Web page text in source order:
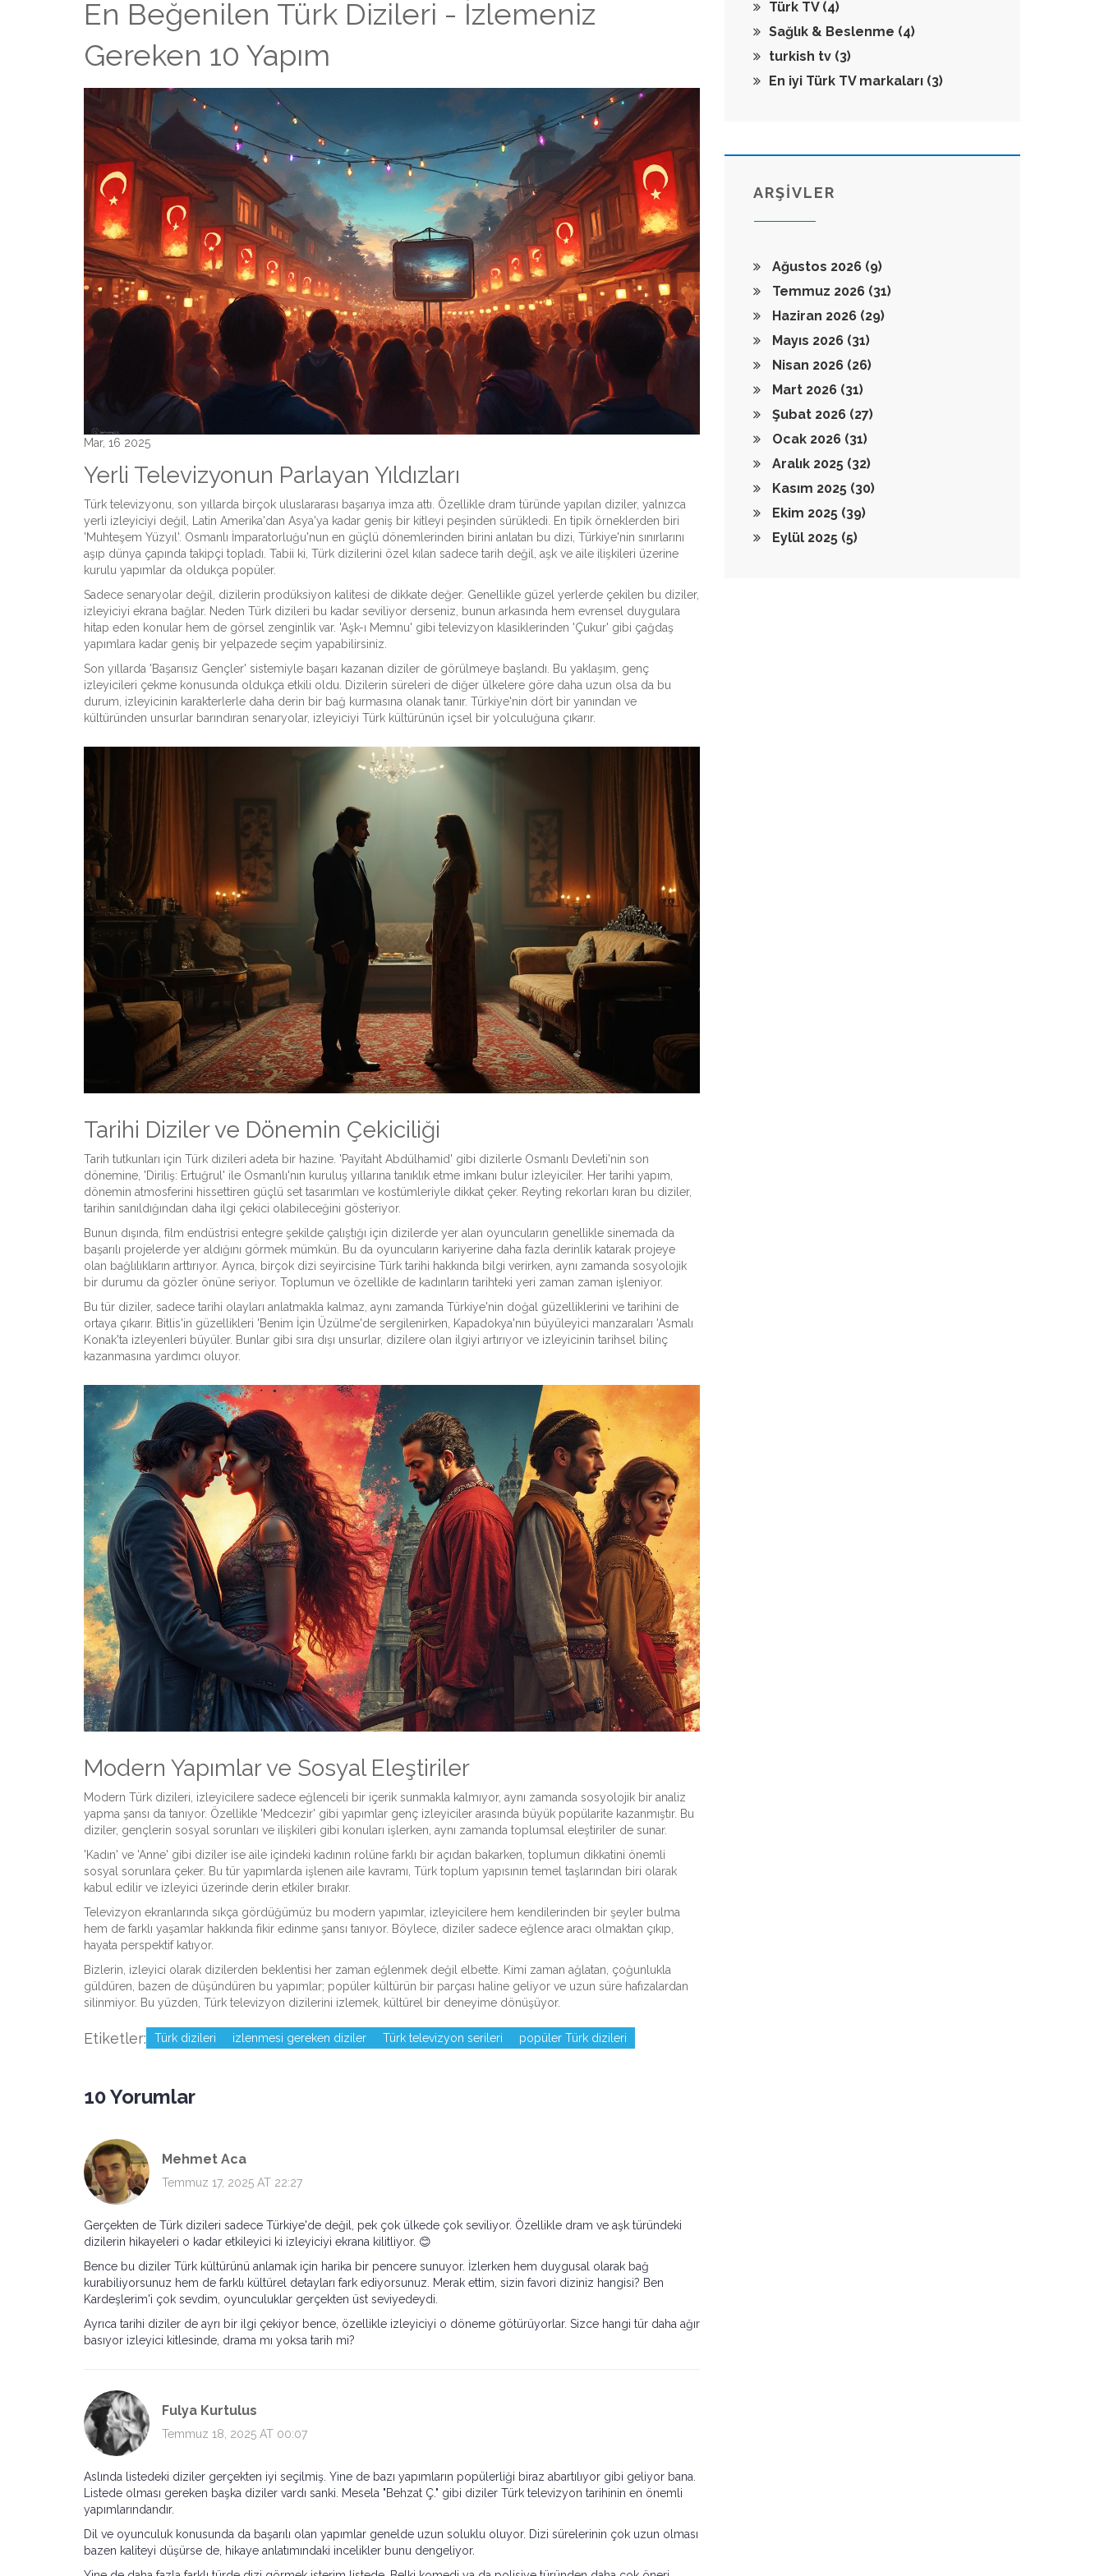
En Beğenilen Türk Dizileri - İzlemeniz
Gereken 10 Yapım
Mar, 16 2025
Yerli Televizyonun Parlayan Yıldızları
Türk televizyonu, son yıllarda birçok uluslararası başarıya imza attı. Özellikle dram türünde yapılan diziler, yalnızca
yerli izleyiciyi değil, Latin Amerika'dan Asya'ya kadar geniş bir kitleyi peşinden sürükledi. En tipik örneklerden biri
'Muhteşem Yüzyıl'. Osmanlı İmparatorluğu'nun en güçlü dönemlerinden birini anlatan bu dizi, Türkiye'nin sınırlarını
aşıp dünya çapında takipçi topladı. Tabii ki, Türk dizilerini özel kılan sadece tarih değil, aşk ve aile ilişkileri üzerine
kurulu yapımlar da oldukça popüler.
Sadece senaryolar değil, dizilerin prodüksiyon kalitesi de dikkate değer. Genellikle güzel yerlerde çekilen bu diziler,
izleyiciyi ekrana bağlar. Neden Türk dizileri bu kadar seviliyor derseniz, bunun arkasında hem evrensel duygulara
hitap eden konular hem de görsel zenginlik var. 'Aşk-ı Memnu' gibi televizyon klasiklerinden 'Çukur' gibi çağdaş
yapımlara kadar geniş bir yelpazede seçim yapabilirsiniz.
Son yıllarda 'Başarısız Gençler' sistemiyle başarı kazanan diziler de görülmeye başlandı. Bu yaklaşım, genç
izleyicileri çekme konusunda oldukça etkili oldu. Dizilerin süreleri de diğer ülkelere göre daha uzun olsa da bu
durum, izleyicinin karakterlerle daha derin bir bağ kurmasına olanak tanır. Türkiye'nin dört bir yanından ve
kültüründen unsurlar barındıran senaryolar, izleyiciyi Türk kültürünün içsel bir yolculuğuna çıkarır.
Tarihi Diziler ve Dönemin Çekiciliği
Tarih tutkunları için Türk dizileri adeta bir hazine. 'Payitaht Abdülhamid' gibi dizilerle Osmanlı Devleti'nin son
dönemine, 'Diriliş: Ertuğrul' ile Osmanlı'nın kuruluş yıllarına tanıklık etme imkanı bulur izleyiciler. Her tarihi yapım,
dönemin atmosferini hissettiren güçlü set tasarımları ve kostümleriyle dikkat çeker. Reyting rekorları kıran bu diziler,
tarihin sanıldığından daha ilgi çekici olabileceğini gösteriyor.
Bunun dışında, film endüstrisi entegre şekilde çalıştığı için dizilerde yer alan oyuncuların genellikle sinemada da
başarılı projelerde yer aldığını görmek mümkün. Bu da oyuncuların kariyerine daha fazla derinlik katarak projeye
olan bağlılıkların arttırıyor. Ayrıca, birçok dizi seyircisine Türk tarihi hakkında bilgi verirken, aynı zamanda sosyolojik
bir durumu da gözler önüne seriyor. Toplumun ve özellikle de kadınların tarihteki yeri zaman zaman işleniyor.
Bu tür diziler, sadece tarihi olayları anlatmakla kalmaz, aynı zamanda Türkiye'nin doğal güzelliklerini ve tarihini de
ortaya çıkarır. Bitlis'in güzellikleri 'Benim İçin Üzülme'de sergilenirken, Kapadokya'nın büyüleyici manzaraları 'Asmalı
Konak'ta izleyenleri büyüler. Bunlar gibi sıra dışı unsurlar, dizilere olan ilgiyi artırıyor ve izleyicinin tarihsel bilinç
kazanmasına yardımcı oluyor.
Modern Yapımlar ve Sosyal Eleştiriler
Modern Türk dizileri, izleyicilere sadece eğlenceli bir içerik sunmakla kalmıyor, aynı zamanda sosyolojik bir analiz
yapma şansı da tanıyor. Özellikle 'Medcezir' gibi yapımlar genç izleyiciler arasında büyük popülarite kazanmıştır. Bu
diziler, gençlerin sosyal sorunları ve ilişkileri gibi konuları işlerken, aynı zamanda toplumsal eleştiriler de sunar.
'Kadın' ve 'Anne' gibi diziler ise aile içindeki kadının rolüne farklı bir açıdan bakarken, toplumun dikkatini önemli
sosyal sorunlara çeker. Bu tür yapımlarda işlenen aile kavramı, Türk toplum yapısının temel taşlarından biri olarak
kabul edilir ve izleyici üzerinde derin etkiler bırakır.
Televizyon ekranlarında sıkça gördüğümüz bu modern yapımlar, izleyicilere hem kendilerinden bir şeyler bulma
hem de farklı yaşamlar hakkında fikir edinme şansı tanıyor. Böylece, diziler sadece eğlence aracı olmaktan çıkıp,
hayata perspektif katıyor.
Bizlerin, izleyici olarak dizilerden beklentisi her zaman eğlenmek değil elbette. Kimi zaman ağlatan, çoğunlukla
güldüren, bazen de düşündüren bu yapımlar; popüler kültürün bir parçası haline geliyor ve uzun süre hafızalardan
silinmiyor. Bu yüzden, Türk televizyon dizilerini izlemek, kültürel bir deneyime dönüşüyor.
Etiketler: Türk dizileri izlenmesi gereken diziler Türk televizyon serileri popüler Türk dizileri
10 Yorumlar
Mehmet Aca
Temmuz 17, 2025 AT 22:27
Gerçekten de Türk dizileri sadece Türkiye'de değil, pek çok ülkede çok seviliyor. Özellikle dram ve aşk türündeki
dizilerin hikayeleri o kadar etkileyici ki izleyiciyi ekrana kilitliyor. 😊
Bence bu diziler Türk kültürünü anlamak için harika bir pencere sunuyor. İzlerken hem duygusal olarak bağ
kurabiliyorsunuz hem de farklı kültürel detayları fark ediyorsunuz. Merak ettim, sizin favori diziniz hangisi? Ben
Kardeşlerim'i çok sevdim, oyunculuklar gerçekten üst seviyedeydi.
Ayrıca tarihi diziler de ayrı bir ilgi çekiyor bence, özellikle izleyiciyi o döneme götürüyorlar. Sizce hangi tür daha ağır
basıyor izleyici kitlesinde, drama mı yoksa tarih mi?
Fulya Kurtulus
Temmuz 18, 2025 AT 00:07
Aslında listedeki diziler gerçekten iyi seçilmiş. Yine de bazı yapımların popülerliği biraz abartılıyor gibi geliyor bana.
Listede olması gereken başka diziler vardı sanki. Mesela "Behzat Ç." gibi diziler Türk televizyon tarihinin en önemli
yapımlarındandır.
Dil ve oyunculuk konusunda da başarılı olan yapımlar genelde uzun soluklu oluyor. Dizi sürelerinin çok uzun olması
bazen kaliteyi düşürse de, hikaye anlatımındaki incelikler bunu dengeliyor.
Türk TV (4)
Sağlık & Beslenme (4)
turkish tv (3)
En iyi Türk TV markaları (3)
ARŞİVLER
Ağustos 2026 (9)
Temmuz 2026 (31)
Haziran 2026 (29)
Mayıs 2026 (31)
Nisan 2026 (26)
Mart 2026 (31)
Şubat 2026 (27)
Ocak 2026 (31)
Aralık 2025 (32)
Kasım 2025 (30)
Ekim 2025 (39)
Eylül 2025 (5)